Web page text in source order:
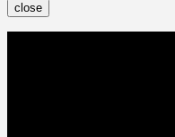
close